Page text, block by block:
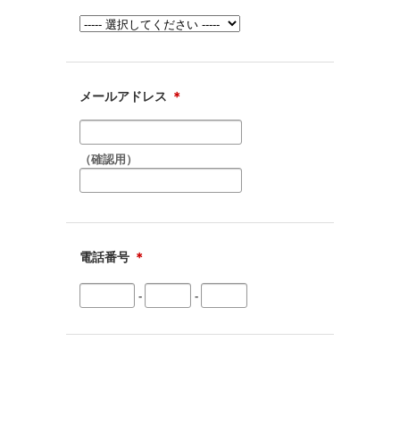
メールアドレス ＊
（確認用）
電話番号 ＊
- -